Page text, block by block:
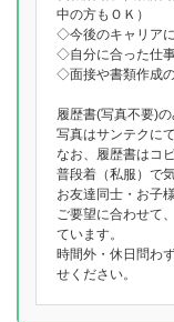
中の方もＯＫ）
◇今後のキャリア
◇自分に合った仕
◇面接や書類作成
履歴書(写真不要)の
写真はサンテクに
なお、履歴書はコ
普段着（私服）で
お友達同士・お子
ご要望に合わせて
ています。
時間外・休日問わ
せください。